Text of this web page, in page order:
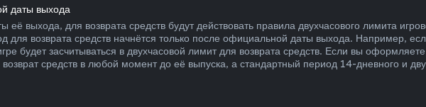
даты выхода
выхода, для возврата средств будут действовать правила двухчасового лимита
для возврата средств начнётся только после официальной даты выхода. Например,
будет засчитываться в двухчасовой лимит для возврата средств. Если вы
средств в любой момент до её выпуска, а стандартный период 14-дневного и